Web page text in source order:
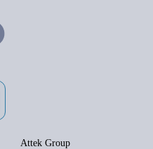
Attek Group